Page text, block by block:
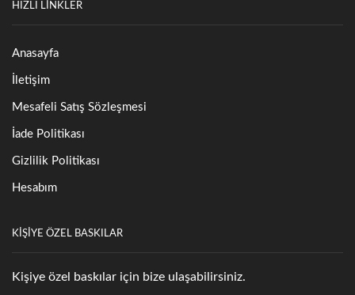
HIZLI LİNKLER
Anasayfa
İletişim
Mesafeli Satış Sözleşmesi
İade Politikası
Gizlilik Politikası
Hesabım
KIŞIYE ÖZEL BASKILAR
Kişiye özel baskılar için bize ulaşabilirsiniz.